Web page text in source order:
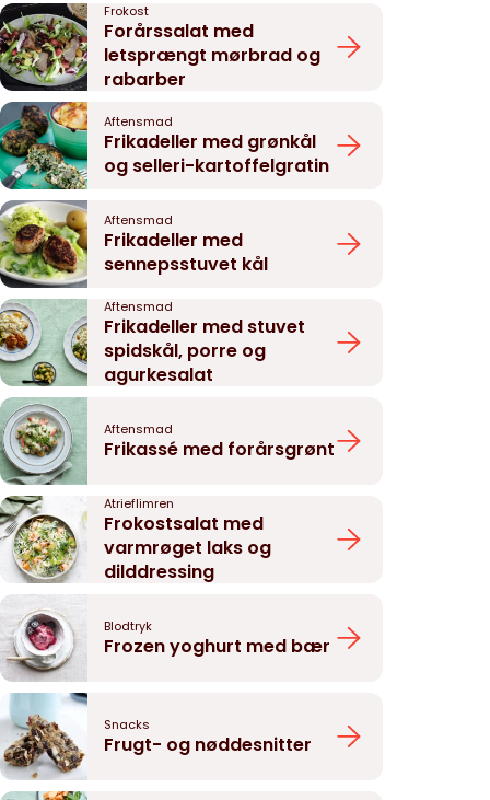
Frokost
Forårssalat med
letsprængt mørbrad og
rabarber
Aftensmad
Frikadeller med grønkål
og selleri-kartoffelgratin
Aftensmad
Frikadeller med
sennepsstuvet kål
Aftensmad
Frikadeller med stuvet
spidskål, porre og
agurkesalat
Aftensmad
Frikassé med forårsgrønt
Atrieflimren
Frokostsalat med
varmrøget laks og
dilddressing
Blodtryk
Frozen yoghurt med bær
Snacks
Frugt- og nøddesnitter